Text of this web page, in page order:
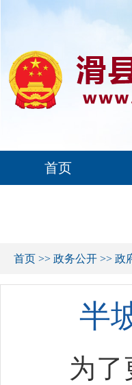
首页
首页 >> 政务公开 >> 政
半
为了更